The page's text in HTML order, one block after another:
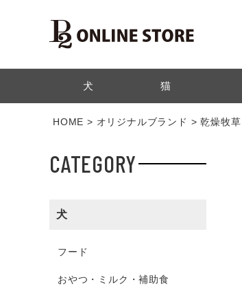
検索
犬 猫
HOME オリジナルブランド 乾燥牧草
CATEGORY
犬
フード
おやつ・ミルク・補助食